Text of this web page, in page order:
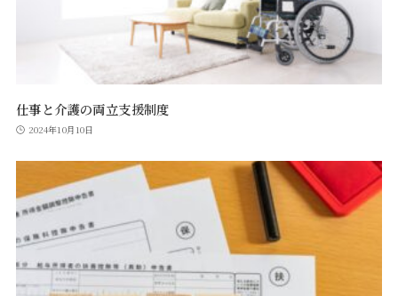
仕事と介護の両立支援制度
2024年10月10日